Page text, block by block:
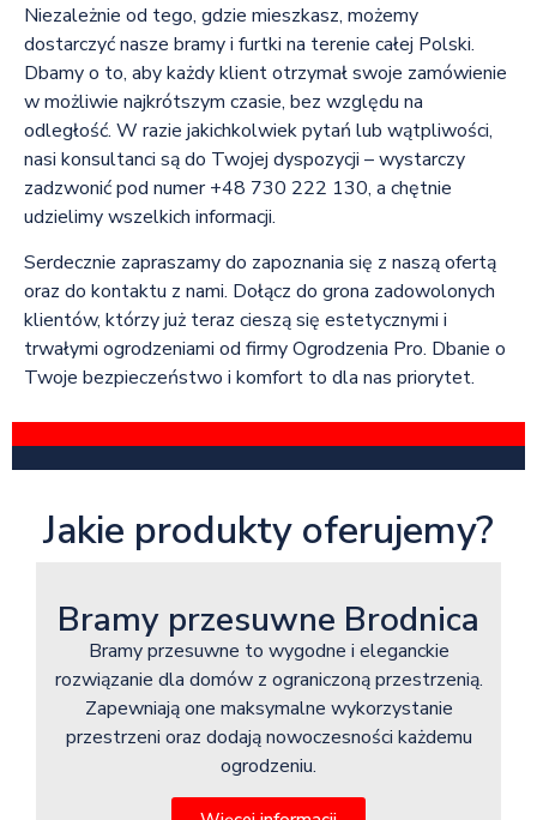
Niezależnie od tego, gdzie mieszkasz, możemy
dostarczyć nasze bramy i furtki na terenie całej Polski.
Dbamy o to, aby każdy klient otrzymał swoje zamówienie
w możliwie najkrótszym czasie, bez względu na
odległość. W razie jakichkolwiek pytań lub wątpliwości,
nasi konsultanci są do Twojej dyspozycji – wystarczy
zadzwonić pod numer +48 730 222 130, a chętnie
udzielimy wszelkich informacji.
Serdecznie zapraszamy do zapoznania się z naszą ofertą
oraz do kontaktu z nami. Dołącz do grona zadowolonych
klientów, którzy już teraz cieszą się estetycznymi i
trwałymi ogrodzeniami od firmy Ogrodzenia Pro. Dbanie o
Twoje bezpieczeństwo i komfort to dla nas priorytet.
Jakie produkty oferujemy?
Bramy przesuwne Brodnica
Bramy przesuwne to wygodne i eleganckie
rozwiązanie dla domów z ograniczoną przestrzenią.
Zapewniają one maksymalne wykorzystanie
przestrzeni oraz dodają nowoczesności każdemu
ogrodzeniu.